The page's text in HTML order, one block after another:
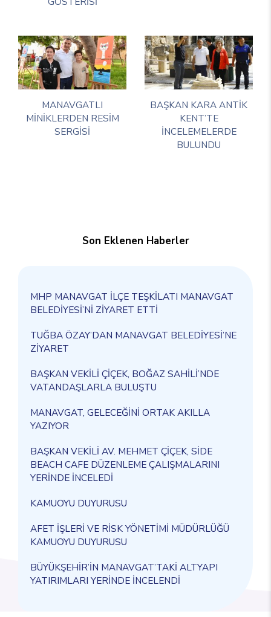
MANAVGATLI
MİNİKLERDEN RESİM
SERGİSİ
BAŞKAN KARA ANTİK
KENT’TE
İNCELEMELERDE
BULUNDU
Son Eklenen Haberler
MHP MANAVGAT İLÇE TEŞKİLATI MANAVGAT
BELEDİYESİ’Nİ ZİYARET ETTİ
TUĞBA ÖZAY’DAN MANAVGAT BELEDİYESİ’NE
ZİYARET
BAŞKAN VEKİLİ ÇİÇEK, BOĞAZ SAHİLİ’NDE
VATANDAŞLARLA BULUŞTU
MANAVGAT, GELECEĞİNİ ORTAK AKILLA
YAZIYOR
BAŞKAN VEKİLİ AV. MEHMET ÇİÇEK, SİDE
BEACH CAFE DÜZENLEME ÇALIŞMALARINI
YERİNDE İNCELEDİ
KAMUOYU DUYURUSU
AFET İŞLERİ VE RİSK YÖNETİMİ MÜDÜRLÜĞÜ
KAMUOYU DUYURUSU
BÜYÜKŞEHİR’İN MANAVGAT’TAKİ ALTYAPI
YATIRIMLARI YERİNDE İNCELENDİ